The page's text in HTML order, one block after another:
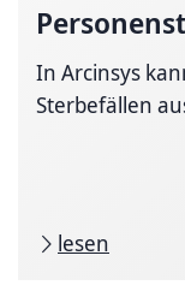
In Arcinsys
Sterbefällen
lesen